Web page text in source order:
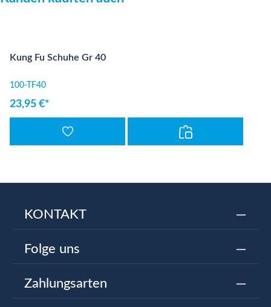
Kung Fu Schuhe Gr 40
100-TF40
23,95 €*
KONTAKT
Folge uns
Zahlungsarten